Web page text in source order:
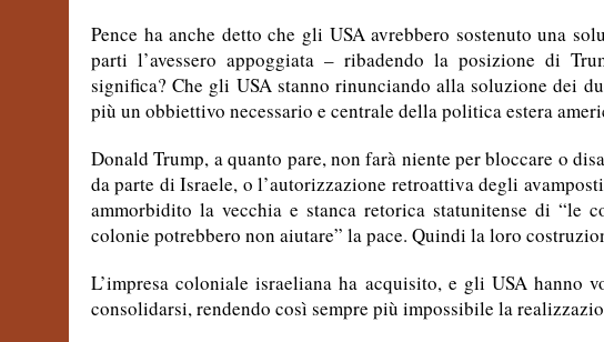
Pence ha anche detto che gli USA avrebbero sostenuto una
parti l’avessero appoggiata – ribadendo la posizione di
significa? Che gli USA stanno rinunciando alla soluzione dei
più un obbiettivo necessario e centrale della politica estera
Donald Trump, a quanto pare, non farà niente per bloccare o
da parte di Israele, o l’autorizzazione retroattiva degli
ammorbidito la vecchia e stanca retorica statunitense di “le
colonie potrebbero non aiutare” la pace. Quindi la loro
L’impresa coloniale israeliana ha acquisito, e gli USA hanno
consolidarsi, rendendo così sempre più impossibile la